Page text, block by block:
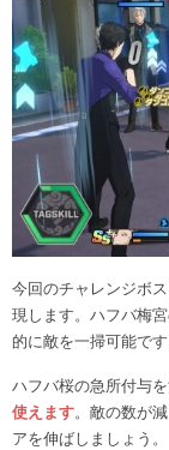
今回のチャレンジボ
現します。ハフバ梅
的に敵を一掃可能です
ハフバ桜の急所付与を
使えます。敵の数が
アを伸ばしましょう。